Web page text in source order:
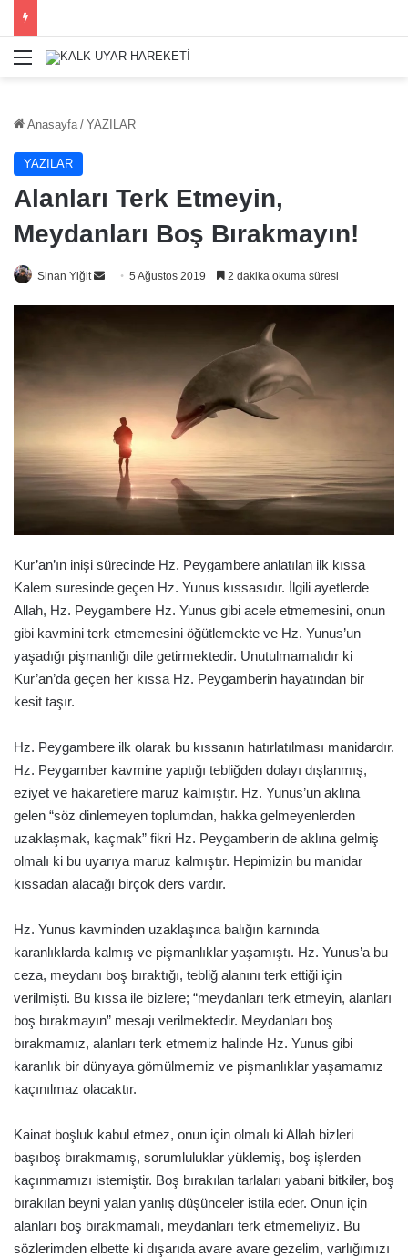
Menü
Anasayfa / YAZILAR
YAZILAR
Alanları Terk Etmeyin,
Meydanları Boş Bırakmayın!
Sinan Yiğit
Bir
5 Ağustos 2019 2 dakika okuma süresi
Kur’an’ın inişi sürecinde Hz. Peygambere anlatılan ilk kıssa
Kalem suresinde geçen Hz. Yunus kıssasıdır. İlgili ayetlerde
Allah, Hz. Peygambere Hz. Yunus gibi acele etmemesini, onun
gibi kavmini terk etmemesini öğütlemekte ve Hz. Yunus’un
yaşadığı pişmanlığı dile getirmektedir. Unutulmamalıdır ki
Kur’an’da geçen her kıssa Hz. Peygamberin hayatından bir
kesit taşır.
Hz. Peygambere ilk olarak bu kıssanın hatırlatılması manidardır.
Hz. Peygamber kavmine yaptığı tebliğden dolayı dışlanmış,
eziyet ve hakaretlere maruz kalmıştır. Hz. Yunus’un aklına
gelen “söz dinlemeyen toplumdan, hakka gelmeyenlerden
uzaklaşmak, kaçmak” fikri Hz. Peygamberin de aklına gelmiş
olmalı ki bu uyarıya maruz kalmıştır. Hepimizin bu manidar
kıssadan alacağı birçok ders vardır.
Hz. Yunus kavminden uzaklaşınca balığın karnında
karanlıklarda kalmış ve pişmanlıklar yaşamıştı. Hz. Yunus’a bu
ceza, meydanı boş bıraktığı, tebliğ alanını terk ettiği için
verilmişti. Bu kıssa ile bizlere; “meydanları terk etmeyin, alanları
boş bırakmayın” mesajı verilmektedir. Meydanları boş
bırakmamız, alanları terk etmemiz halinde Hz. Yunus gibi
karanlık bir dünyaya gömülmemiz ve pişmanlıklar yaşamamız
kaçınılmaz olacaktır.
Kainat boşluk kabul etmez, onun için olmalı ki Allah bizleri
başıboş bırakmamış, sorumluluklar yüklemiş, boş işlerden
kaçınmamızı istemiştir. Boş bırakılan tarlaları yabani bitkiler, boş
bırakılan beyni yalan yanlış düşünceler istila eder. Onun için
alanları boş bırakmamalı, meydanları terk etmemeliyiz. Bu
sözlerimden elbette ki dışarıda avare avare gezelim, varlığımızı